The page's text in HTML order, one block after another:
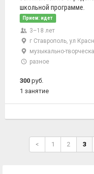
школьной программе.
Прием: идет
3–18 лет
г Ставрополь, ул
музыкально-
разное
300 руб.
1 занятие
< 1 2 3